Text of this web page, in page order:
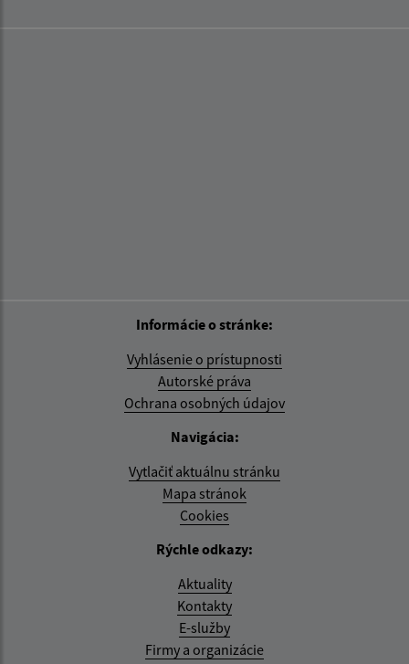
Informácie o stránke:
Vyhlásenie o prístupnosti
Autorské práva
Ochrana osobných údajov
Navigácia:
Vytlačiť aktuálnu stránku
Mapa stránok
Cookies
Rýchle odkazy:
Aktuality
Kontakty
E-služby
Firmy a organizácie